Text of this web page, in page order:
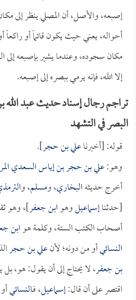
إصبعه، والأصل، أن المصلي ينظر إلى
أحواله، يعني حيث يكون قائماً أو راكعاً
مكان سجوده، وعندما يشير بإصبعه إلى
إلا الله، فإنه يرمي ببصره إلى إصبعه.
تراجم رجال إسناد حديث عبد
البصر في التشهد
قوله: [أخبرناعلي بن حجر].
وهو:علي بن حجر بن إياس السعدي
أخرج حديثهالبخاري، ومسلم، و
[حدثناإسماعيلوهوابن جعفر]، وهو
أصحاب الكتب الستة، وكلمة هوابن
النسائيأو من دونه؛ لأنعلي بن حجر
بن جعفر، لا يحتاج إلى أن يقول: هو، بل
اقتصر على أن قال:إسماعيل، فـالنسائي